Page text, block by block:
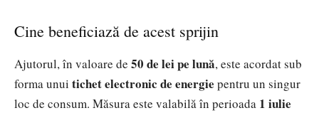
Cine beneficiază de acest sprijin
Ajutorul, în valoare de 50 de lei pe lună, este acordat sub
forma unui tichet electronic de energie pentru un singur
loc de consum. Măsura este valabilă în perioada 1 iulie